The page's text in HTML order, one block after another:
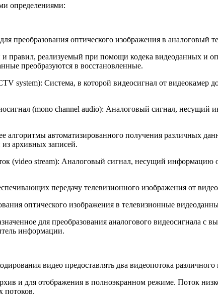
определениями:
преобразования оптического изображения в аналоговый
правил, реализуемый при помощи кодека видеоданных и
преобразуются в восстановленные.
system): Система, в которой видеосигнал от видеокамер
(mono channel audio): Аналоговый сигнал,
автоматизированного получения различных
архивных записей.
(video stream): Аналоговый сигнал, несущий информацию
передачу телевизионного изображения от
оптического изображения в телевизионные
для преобразования аналогового видеосигнала с
информации.
видео предоставлять два видеопотока различного
и для отображения в полноэкранном режиме. Поток
потоков.